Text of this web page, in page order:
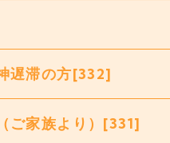
遅滞の方[332]
ご家族より）[331]